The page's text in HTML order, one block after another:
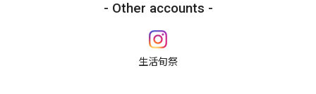
Other accounts
生活旬祭